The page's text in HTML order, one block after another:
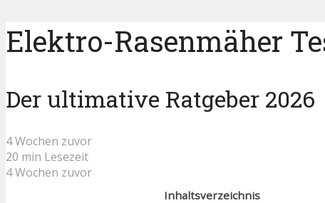
Elektro-Rasenmäher
Der ultimative Ratgeber 2026
4 Wochen zuvor
20 min Lesezeit
4 Wochen zuvor
Inhaltsverzeichnis